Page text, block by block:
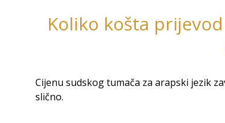
Koliko košta
Cijenu sudskog tumača za arapski jezik
slično.